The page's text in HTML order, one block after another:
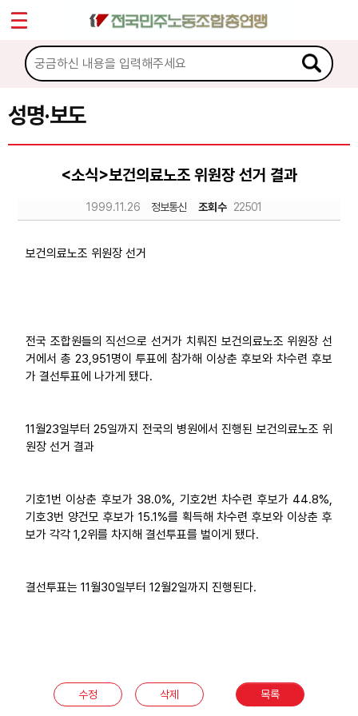
성명·보도
<소식>보건의료노조 위원장 선거 결과
1999.11.26 정보통신 조회수 22501
보건의료노조 위원장 선거
전국 조합원들의 직선으로 선거가 치뤄진 보건의료노조 위원장 선
거에서 총 23,951명이 투표에 참가해 이상춘 후보와 차수련 후보
가 결선투표에 나가게 됐다.
11월23일부터 25일까지 전국의 병원에서 진행된 보건의료노조 위
원장 선거 결과
기호1번 이상춘 후보가 38.0%, 기호2번 차수련 후보가 44.8%,
기호3번 양건모 후보가 15.1%를 획득해 차수련 후보와 이상춘 후
보가 각각 1,2위를 차지해 결선투표를 벌이게 됐다.
결선투표는 11월30일부터 12월2일까지 진행된다.
수정 삭제 목록
마이페이지
소개
소식
공지사항
성명·보도
노동상담
부설기관
Sketchbook5, 스케치북5
Sketchbook5, 스케치북5